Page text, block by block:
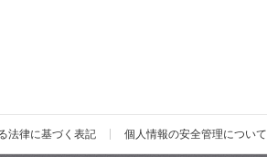
法律に基づく表記 個人情報の安全管理について